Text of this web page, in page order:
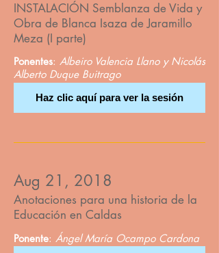
INSTALACIÓN Semblanza de Vida y
Obra de Blanca Isaza de Jaramillo
Meza (I parte)
Ponentes: Albeiro Valencia Llano y Nicolás
Alberto Duque Buitrago
Haz clic aquí para ver la sesión
Aug 21, 2018
Anotaciones para una historia de la
Educación en Caldas
Ponente: Ángel María Ocampo Cardona